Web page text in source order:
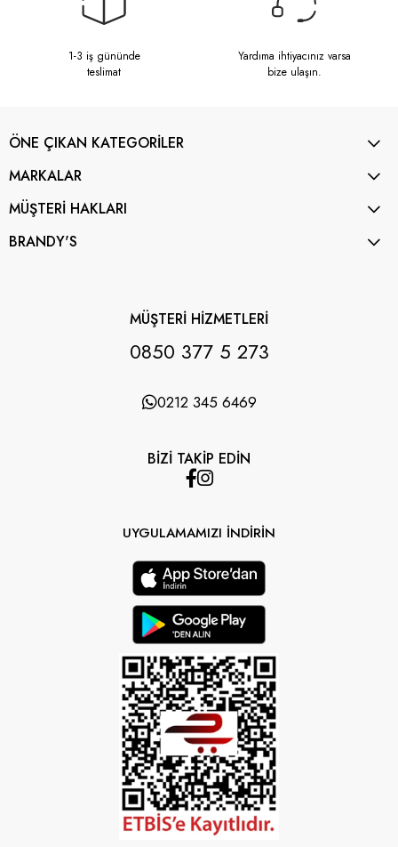
1-3 iş gününde
teslimat
Yardıma ihtiyacınız varsa
bize ulaşın.
ÖNE ÇIKAN KATEGORİLER
MARKALAR
MÜŞTERİ HAKLARI
BRANDY'S
MÜŞTERİ HİZMETLERİ
0850 377 5 273
0212 345 6469
BİZİ TAKİP EDİN
UYGULAMAMIZI İNDİRİN